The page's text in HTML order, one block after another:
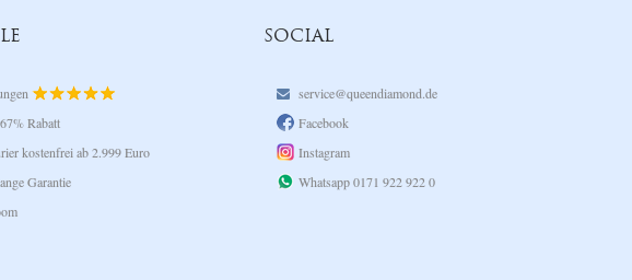
Rabatt
kostenfrei ab 2.999 Euro
Garantie
SOCIAL
service@queendiamond.de
Facebook
Instagram
Whatsapp 0171 922 922 0